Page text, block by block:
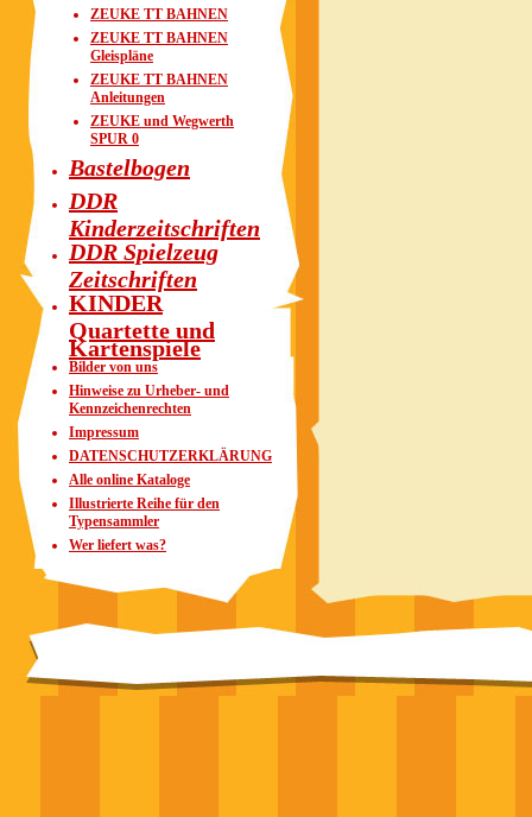
ZEUKE TT BAHNEN
ZEUKE TT BAHNEN
Gleispläne
ZEUKE TT BAHNEN
Anleitungen
ZEUKE und Wegwerth
SPUR 0
Bastelbogen
DDR
Kinderzeitschriften
DDR Spielzeug
Zeitschriften
KINDER
Quartette und
Kartenspiele
Bilder von uns
Hinweise zu Urheber- und
Kennzeichenrechten
Impressum
DATENSCHUTZERKLÄRUNG
Alle online Kataloge
Illustrierte Reihe für den
Typensammler
Wer liefert was?